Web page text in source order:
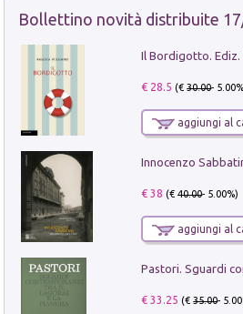
Bollettino novità distribuite
Il Bordigotto. Ediz.
€ 28.5 (€30.00-
aggiungi al
Innocenzo
€ 38 (€40.00- 5.00%)
aggiungi al
€ 33.25 (€35.00-